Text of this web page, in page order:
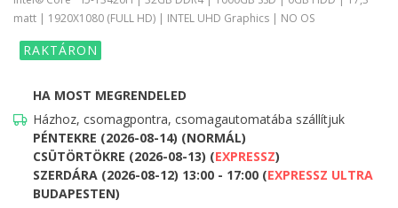
matt | 1920X1080 (FULL HD) | INTEL UHD Graphics | NO OS
RAKTÁRON
HA MOST MEGRENDELED
Házhoz, csomagpontra, csomagautomatába szállítjuk
PÉNTEKRE (2026-08-14) (NORMÁL)
CSÜTÖRTÖKRE (2026-08-13) (EXPRESSZ)
SZERDÁRA (2026-08-12) 13:00 - 17:00 (EXPRESSZ ULTRA
BUDAPESTEN)